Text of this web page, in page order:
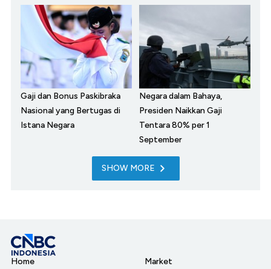
Gaji dan Bonus Paskibraka
Nasional yang Bertugas di
Istana Negara
Negara dalam Bahaya,
Presiden Naikkan Gaji
Tentara 80% per 1
September
SHOW MORE
Home
Market